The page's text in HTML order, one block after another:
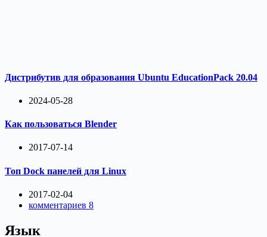
Дистрибутив для образования Ubuntu EducationPack 20.04
2024-05-28
Как пользоваться Blender
2017-07-14
Топ Dock панелей для Linux
2017-02-04
комментариев 8
Язык